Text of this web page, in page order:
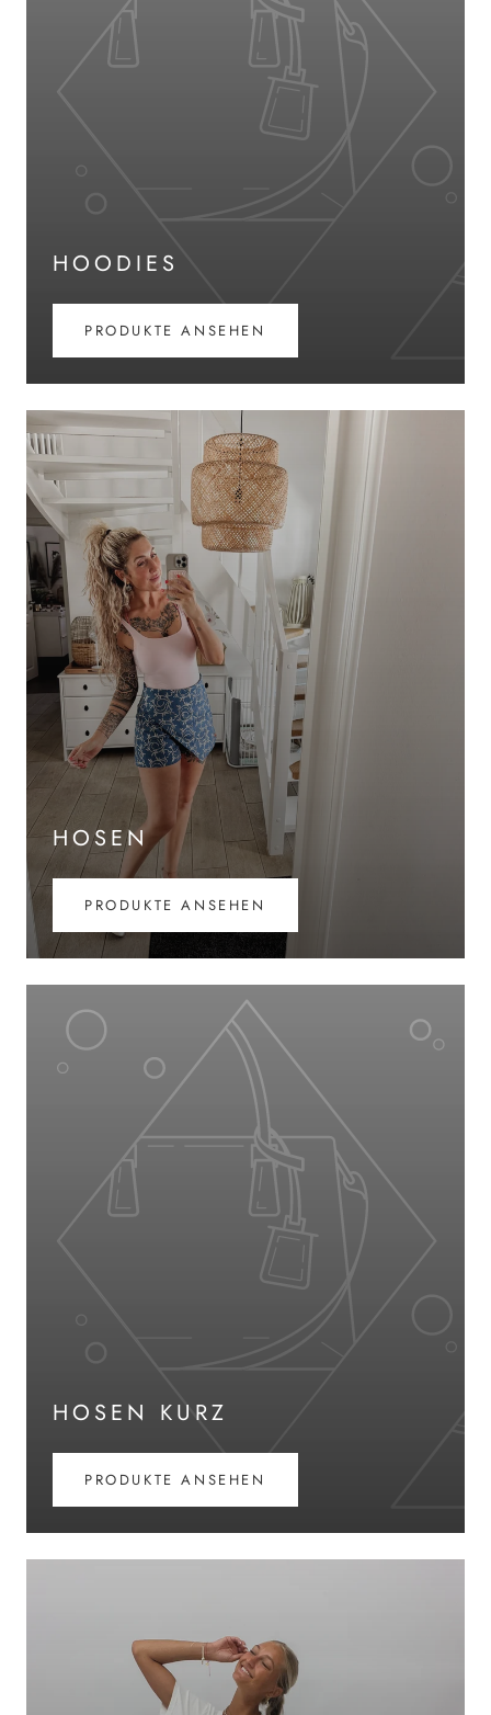
HOODIES
PRODUKTE ANSEHEN
HOSEN
PRODUKTE ANSEHEN
HOSEN KURZ
PRODUKTE ANSEHEN